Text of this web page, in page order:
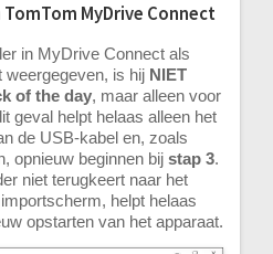
MyDrive Connect
in MyDrive Connect als
is hij NIET
of the day, maar alleen voor
geval helpt helaas alleen het
de USB-kabel en, zoals
opnieuw beginnen bij stap 3.
niet terugkeert naar het
helpt helaas
opstarten van het apparaat.